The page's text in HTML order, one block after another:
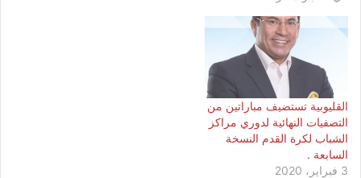
القليوبية تستضيف مباراتين من
التصفيات النهائية لدوري مراكز
الشباب لكرة القدم النسخة
السابعة .
3 فبراير، 2020